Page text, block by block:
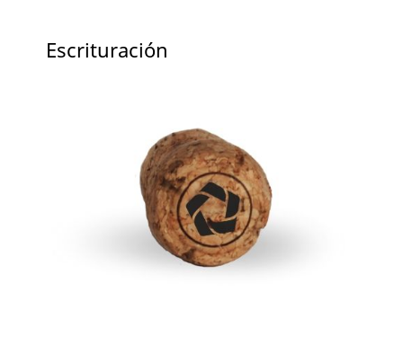
Escrituración